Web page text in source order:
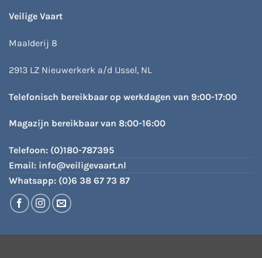
Veilige Vaart
Maalderij 8
2913 LZ Nieuwerkerk a/d IJssel, NL
Telefonisch bereikbaar op werkdagen van 9:00-17:00
Magazijn bereikbaar van 8:00-16:00
Telefoon: (0)180-787395
Email: info@veiligevaart.nl
Whatsapp: (0)6 38 67 73 87